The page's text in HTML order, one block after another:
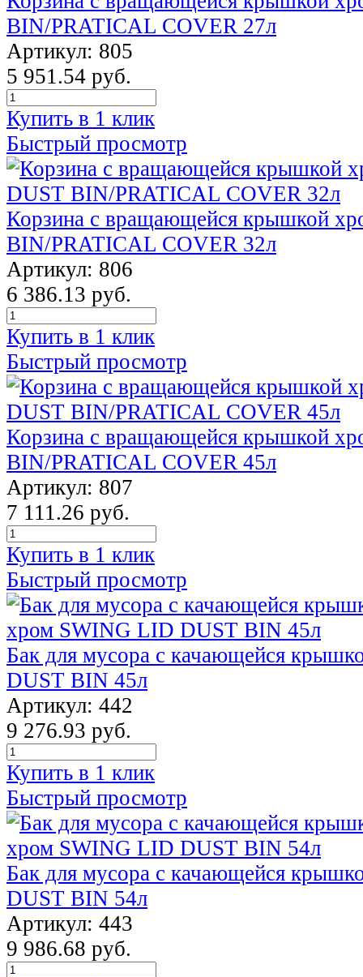
BIN/PRATICAL COVER 27л
Артикул: 805
5 951.54 руб.
Купить в 1 клик
Быстрый просмотр
Корзина с вращающейся крышкой
BIN/PRATICAL COVER 32л
Артикул: 806
6 386.13 руб.
Купить в 1 клик
Быстрый просмотр
Корзина с вращающейся крышкой
BIN/PRATICAL COVER 45л
Артикул: 807
7 111.26 руб.
Купить в 1 клик
Быстрый просмотр
Бак для мусора с качающейся
DUST BIN 45л
Артикул: 442
9 276.93 руб.
Купить в 1 клик
Быстрый просмотр
Бак для мусора с качающейся
DUST BIN 54л
Артикул: 443
9 986.68 руб.